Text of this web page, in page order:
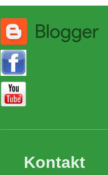
Kontakt